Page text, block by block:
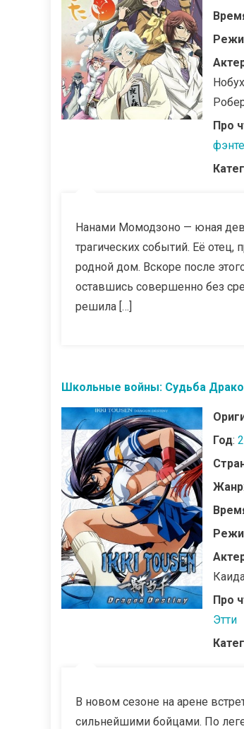
Про
Нанами Момодзоно — юная
трагических событий. Её отец,
родной дом. Вскоре после
оставшись совершенно без
решила […]
Школьные войны: Судьба
Год:
Жанр:
Про
Этти
В новом сезоне на арене
сильнейшими бойцами. По